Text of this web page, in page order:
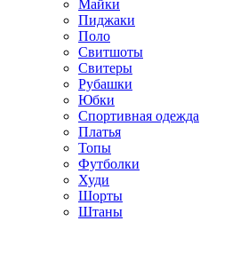
Майки
Пиджаки
Поло
Свитшоты
Свитеры
Рубашки
Юбки
Спортивная одежда
Платья
Топы
Футболки
Худи
Шорты
Штаны